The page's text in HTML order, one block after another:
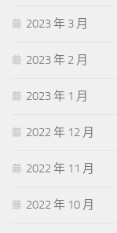
2023 年 3 月
2023 年 2 月
2023 年 1 月
2022 年 12 月
2022 年 11 月
2022 年 10 月